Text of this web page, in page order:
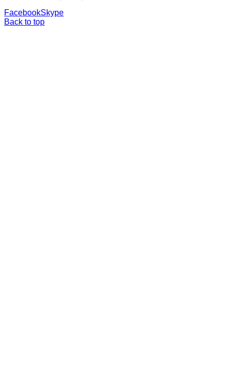
FacebookSkype
Back to top